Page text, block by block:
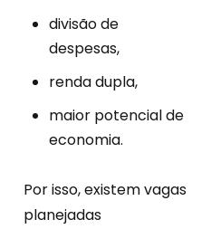
divisão de
despesas,
renda dupla,
maior potencial de
economia.
Por isso, existem vagas
planejadas